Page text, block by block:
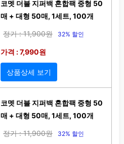
코멧 더블 지퍼백 혼합팩 중형 50
매 + 대형 50매, 1세트, 100개
정가 : 11,900원 32% 할인
가격 : 7,990원
상품상세 보기
코멧 더블 지퍼백 혼합팩 중형 50
매 + 대형 50매, 1세트, 100개
정가 : 11,900원 32% 할인